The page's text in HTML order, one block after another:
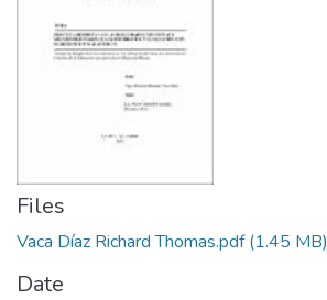
Files
Vaca Díaz Richard Thomas.pdf(1.45 MB)
Date